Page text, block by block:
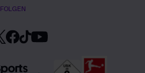
FOLGEN